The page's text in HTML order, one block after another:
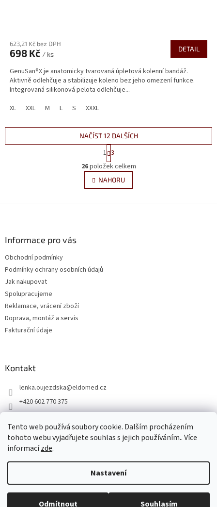
Tento web používá soubory cookie. Dalším procházením
tohoto webu vyjadřujete souhlas s jejich používáním.. Více
informacízde.
Nastavení
Odmítnout Souhlasím
produktu
je
z
5
hvězdiček.
623,21 Kč bez DPH
698 Kč / ks
DETAIL
GenuSan®X je anatomicky tvarovaná úpletová kolenní bandáž.
Aktivně odlehčuje a stabilizuje koleno bez jeho omezení funkce.
Integrovaná silikonová pelota odlehčuje...
XL
XXL M L S XXXL
O
v
l
á
NAČÍST 12 DALŠÍCH
S
t
r
á
n
k
v
1 3
26položek celkem
NAHORU
Informace pro vás
Obchodní podmínky
Podmínky ochrany osobních údajů
Jak nakupovat
Spolupracujeme
Reklamace, vrácení zboží
Doprava, montáž a servis
Fakturační údaje
Kontakt
lenka.oujezdska@eldomed.cz
+420 602 770 375
eldomed.cz
Copyright 2026Eldomed.cz. Všechna práva vyhrazena.Upravit